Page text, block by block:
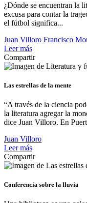
¿Dónde se encuentran la
excusa para contar la
el fútbol significa...
Juan Villoro Francisco
Leer más
Compartir
Las estrellas de la mente
“A través de la ciencia
la literatura agregar la
dice Juan Villoro. En
Juan Villoro
Leer más
Compartir
Conferencia sobre la lluvia